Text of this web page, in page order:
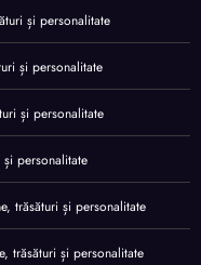
și personalitate
și personalitate
și personalitate
personalitate
trăsături și personalitate
trăsături și personalitate